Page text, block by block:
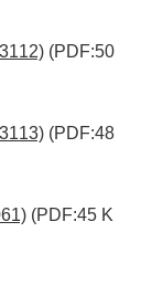
(PDF:50
(PDF:48
(PDF:45 K